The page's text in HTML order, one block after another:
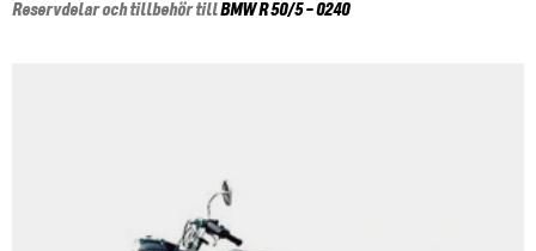
Reservdelar och tillbehör tillBMWR 50/5 - 0240